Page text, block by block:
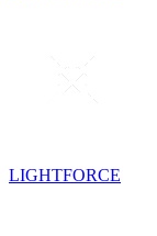
LIGHTFORCE